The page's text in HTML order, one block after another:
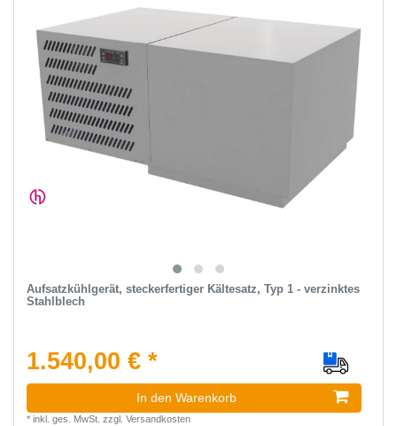
Aufsatzkühlgerät, steckerfertiger Kältesatz, Typ 1 - verzinktes
Stahlblech
1.540,00 € *
In den Warenkorb
* inkl. ges. MwSt. zzgl. Versandkosten